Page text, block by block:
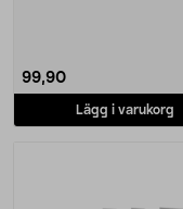
99,90
Lägg i varukorg